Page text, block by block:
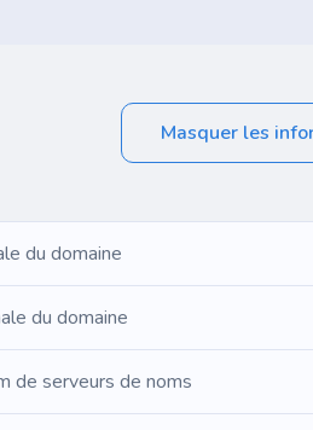
Masquer les
du domaine
du domaine
de serveurs de noms